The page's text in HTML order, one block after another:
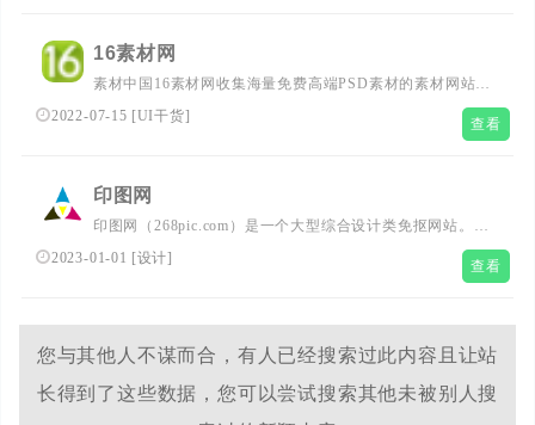
16素材网
素材中国16素材网收集海量免费高端PSD素材的素材网站。
16素材专业为网页、平面设计师提供PSD素材，AE模板，
png图标，矢量素材，设计欣赏，ppt模板，音效素材，高清
2022-07-15 [UI干货] 查看
印图网
印图网（268pic.com）是一个大型综合设计类免抠网站。网
站提供海量免费PNG图片素材、高清png免扣、背景图片素
材、广告设计模板、字体免费下载、字体在线预览等设计资
2023-01-01 [设计] 查看
您与其他人不谋而合，有人已经搜索过此内容且让站
长得到了这些数据，您可以尝试搜索其他未被别人搜